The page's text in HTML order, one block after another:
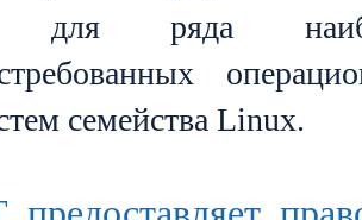
ряда
семейства Linux.